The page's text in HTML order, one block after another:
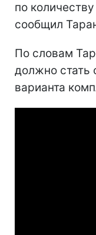
по
сообщил
По словам
должно стать
варианта